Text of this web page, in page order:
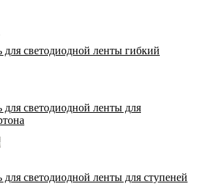
светодиодной ленты гибкий
светодиодной ленты для
светодиодной ленты для ступеней